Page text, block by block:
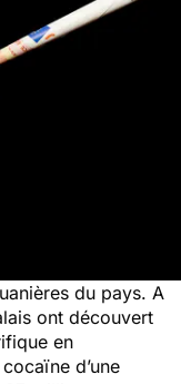
du pays. A
ont découvert
en
d’une